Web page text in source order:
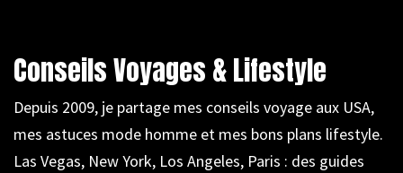
Conseils Voyages & Lifestyle
Depuis 2009, je partage mes conseils voyage aux USA,
mes astuces mode homme et mes bons plans lifestyle.
Las Vegas, New York, Los Angeles, Paris : des guides